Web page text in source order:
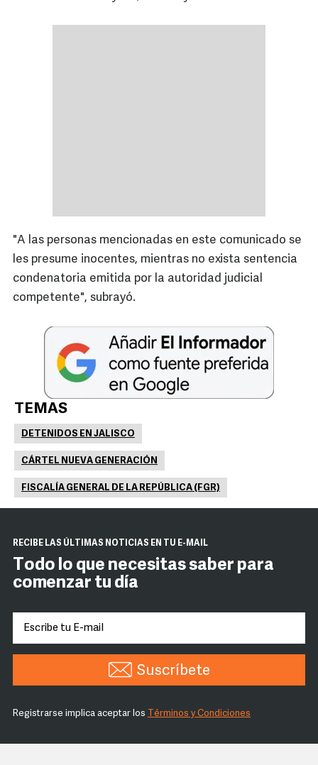
"A las personas mencionadas en este comunicado se
les presume inocentes, mientras no exista sentencia
condenatoria emitida por la autoridad judicial
competente", subrayó.
TEMAS
DETENIDOS EN JALISCO
CÁRTEL NUEVA GENERACIÓN
FISCALÍA GENERAL DE LA REPÚBLICA (FGR)
RECIBE LAS ÚLTIMAS NOTICIAS EN TU E-MAIL
Todo lo que necesitas saber para
comenzar tu día
Suscríbete
Registrarse implica aceptar los Términos y Condiciones